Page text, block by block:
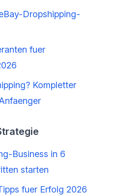
Dropshipping-
fuer
Kompletter
Business in 6
starten
fuer Erfolg 2026